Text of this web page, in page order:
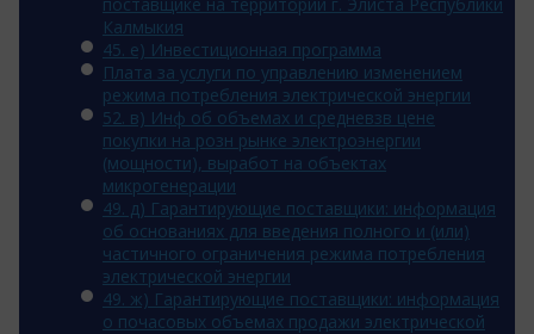
Калмыкия
45. e) Инвестиционная программа
Плата за услуги по управлению изменением
режима потребления электрической энергии
52. в) Инф об объемах и средневзв цене
покупки на розн рынке электроэнергии
(мощности), выработ на объектах
микрогенерации
49. д) Гарантирующие поставщики: информация
об основаниях для введения полного и (или)
частичного ограничения режима потребления
электрической энергии
49. ж) Гарантирующие поставщики: информация
о почасовых объемах продажи электрической